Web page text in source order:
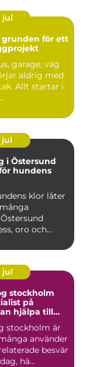
jul
garage, väg
aldrig med
Allt startar i
jul
i Östersund
hundens
klor låter
oro och
jul
stockholm
på
hjälpa till
stockholm är
använder
besvär
hä...